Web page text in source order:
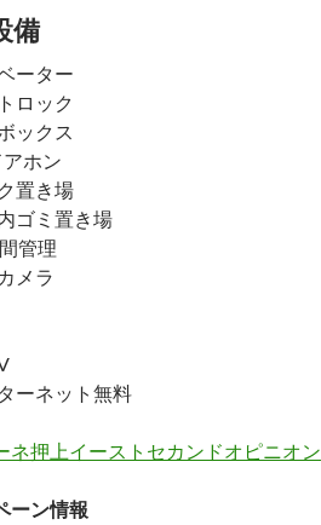
備
ーター
ロック
ックス
ホン
置き場
ゴミ置き場
管理
メラ
ーネット無料
ネ押上イーストセカンドオピニオン
ーン情報